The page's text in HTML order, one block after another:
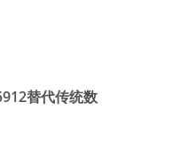
替代传统数